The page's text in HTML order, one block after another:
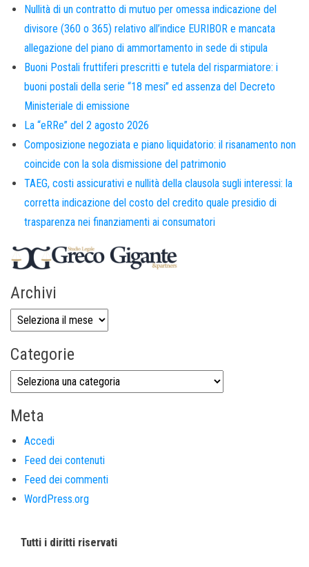
Nullità di un contratto di mutuo per omessa indicazione del
divisore (360 o 365) relativo all’indice EURIBOR e mancata
allegazione del piano di ammortamento in sede di stipula
Buoni Postali fruttiferi prescritti e tutela del risparmiatore: i
buoni postali della serie “18 mesi” ed assenza del Decreto
Ministeriale di emissione
La “eRRe” del 2 agosto 2026
Composizione negoziata e piano liquidatorio: il risanamento non
coincide con la sola dismissione del patrimonio
TAEG, costi assicurativi e nullità della clausola sugli interessi: la
corretta indicazione del costo del credito quale presidio di
trasparenza nei finanziamenti ai consumatori
Archivi
Categorie
Meta
Accedi
Feed dei contenuti
Feed dei commenti
WordPress.org
Tutti i diritti riservati